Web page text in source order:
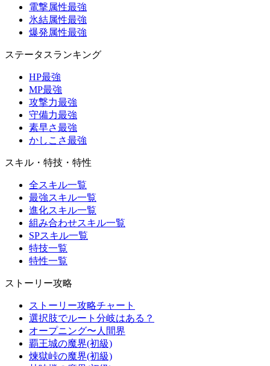
電撃属性最強
氷結属性最強
爆発属性最強
ステータスランキング
HP最強
MP最強
攻撃力最強
守備力最強
素早さ最強
かしこさ最強
スキル・特技・特性
全スキル一覧
最強スキル一覧
進化スキル一覧
組み合わせスキル一覧
SPスキル一覧
特技一覧
特性一覧
ストーリー攻略
ストーリー攻略チャート
選択肢でルート分岐はある？
オープニング〜人間界
覇王城の魔界(初級)
煉獄峠の魔界(初級)